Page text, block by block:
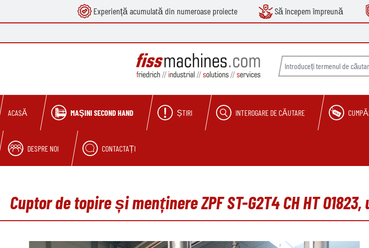
Sari la navigarea principalăExperiență acumulată din numeroase proiecte Să începem împreună
ACASĂ MAŞINI SECOND HAND ȘTIRI INTEROGARE DE CĂUTARE
DESPRE NOI CONTACTAȚI
Cuptor de topire și menținere ZPF ST-G2T4 CH HT